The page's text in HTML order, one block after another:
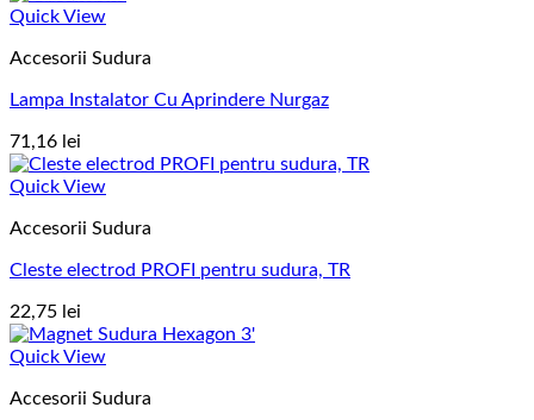
Quick View
Accesorii Sudura
Lampa Instalator Cu Aprindere Nurgaz
71,16 lei
Quick View
Accesorii Sudura
Cleste electrod PROFI pentru sudura, TR
22,75 lei
Quick View
Accesorii Sudura